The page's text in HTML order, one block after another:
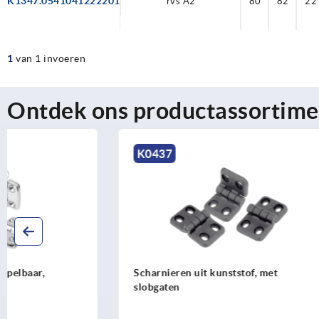
1 van 1 invoeren
Ontdek ons
Scharnieren uit kunststof, met